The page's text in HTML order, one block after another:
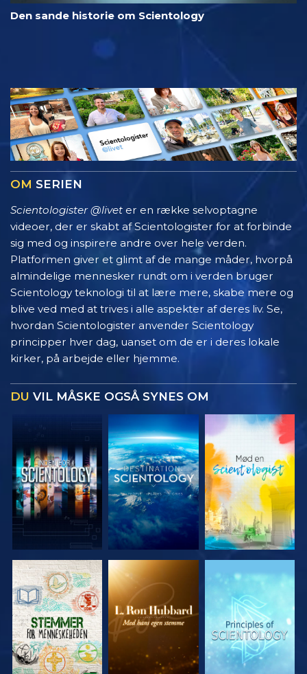
Den sande historie om Scientology
OM SERIEN
Scientologister @livet er en række selvoptagne
videoer, der er skabt af Scientologister for at forbinde
sig med og inspirere andre over hele verden.
Platformen giver et glimt af de mange måder, hvorpå
almindelige mennesker rundt om i verden bruger
Scientology teknologi til at lære mere, skabe mere og
blive ved med at trives i alle aspekter af deres liv. Se,
hvordan Scientologister anvender Scientology
principper hver dag, uanset om de er i deres lokale
kirker, på arbejde eller hjemme.
DU VIL MÅSKE OGSÅ SYNES OM
UDFORSK
SERIEN
UDFORSK
SERIEN
UDFORSK
SERIEN